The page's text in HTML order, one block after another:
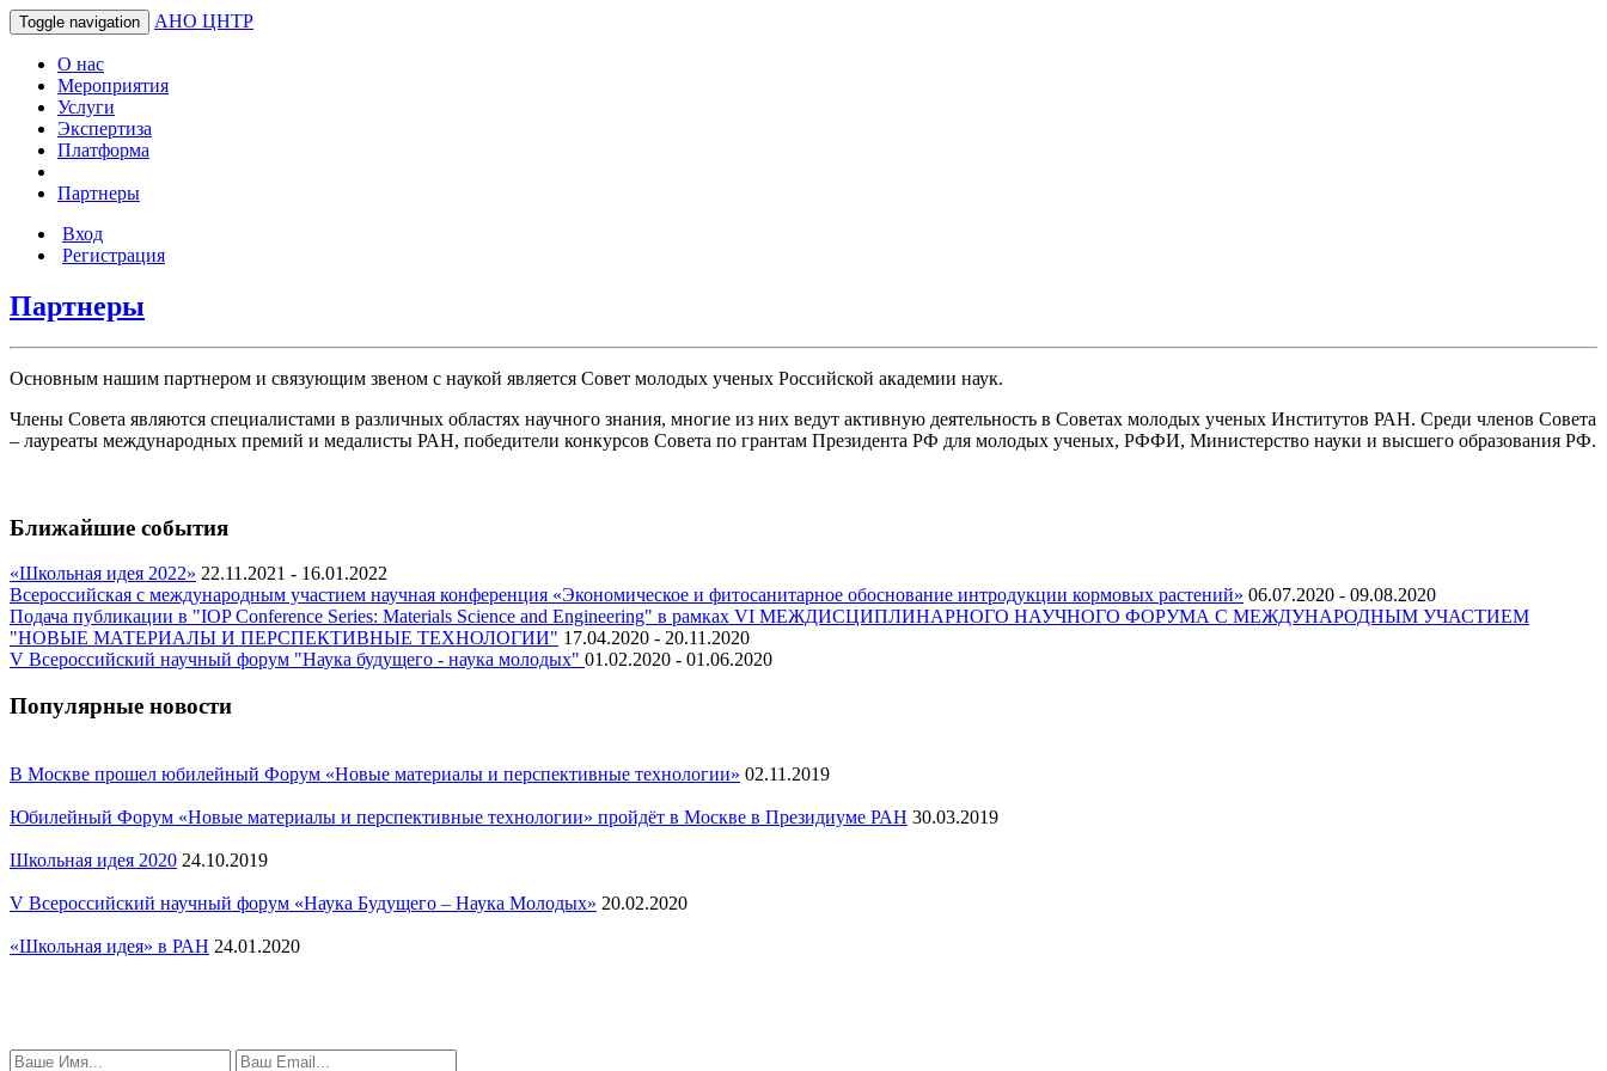
Toggle navigation АНО ЦНТР
О нас
Мероприятия
Услуги
Экспертиза
Платформа
Партнеры
Вход
Регистрация
Партнеры
Основным нашим партнером и связующим звеном с наукой является Совет молодых ученых Российской академии наук.
Члены Совета являются специалистами в различных областях научного знания, многие из них ведут активную деятельность в Советах молодых ученых Институтов РАН. Среди членов Совета
– лауреаты международных премий и медалисты РАН, победители конкурсов Совета по грантам Президента РФ для молодых ученых, РФФИ, Министерство науки и высшего образования РФ.
Ближайшие события
«Школьная идея 2022» 22.11.2021 - 16.01.2022
Всероссийская с международным участием научная конференция «Экономическое и фитосанитарное обоснование интродукции кормовых растений» 06.07.2020 - 09.08.2020
Подача публикации в "IOP Conference Series: Materials Science and Engineering" в рамках VI МЕЖДИСЦИПЛИНАРНОГО НАУЧНОГО ФОРУМА С МЕЖДУНАРОДНЫМ УЧАСТИЕМ
"НОВЫЕ МАТЕРИАЛЫ И ПЕРСПЕКТИВНЫЕ ТЕХНОЛОГИИ" 17.04.2020 - 20.11.2020
V Всероссийский научный форум "Наука будущего - наука молодых" 01.02.2020 - 01.06.2020
Популярные новости
В Москве прошел юбилейный Форум «Новые материалы и перспективные технологии» 02.11.2019
Юбилейный Форум «Новые материалы и перспективные технологии» пройдёт в Москве в Президиуме РАН 30.03.2019
Школьная идея 2020 24.10.2019
V Всероссийский научный форум «Наука Будущего – Наука Молодых» 20.02.2020
«Школьная идея» в РАН 24.01.2020